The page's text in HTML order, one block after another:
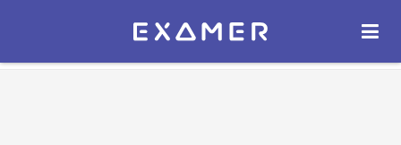
Экзамер — ЕГЭ 2027
ОТКРЫТЬ